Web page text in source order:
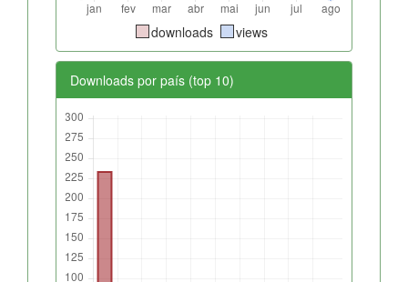
downloads views
Downloads por país (top 10)